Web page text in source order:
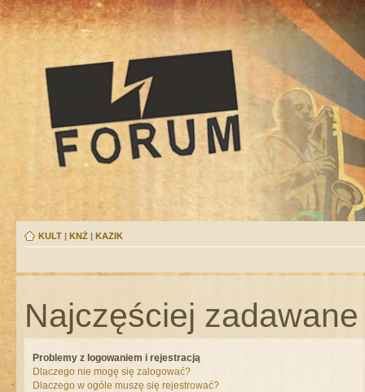
KULT | KNŻ | KAZIK
Najczęściej
Problemy z logowaniem i rejestracją
Dlaczego nie mogę się zalogować?
Dlaczego w ogóle muszę się rejestrować?